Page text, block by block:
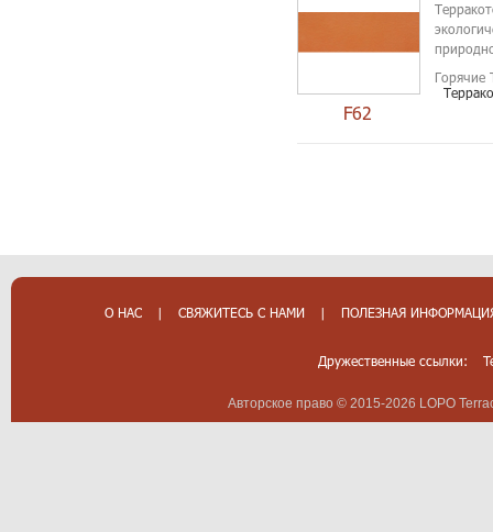
F62
Горячие
О НАС | СВЯЖИТЕСЬ С НАМИ | ПОЛЕЗНАЯ
Дружественные ссылки:
Авторское право © 2015-2026 LOPO